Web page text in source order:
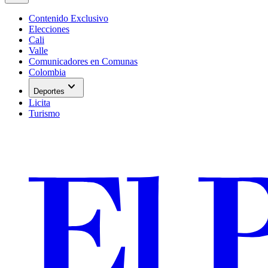
Contenido Exclusivo
Elecciones
Cali
Valle
Comunicadores en Comunas
Colombia
Deportes expand_more
Licita
Turismo